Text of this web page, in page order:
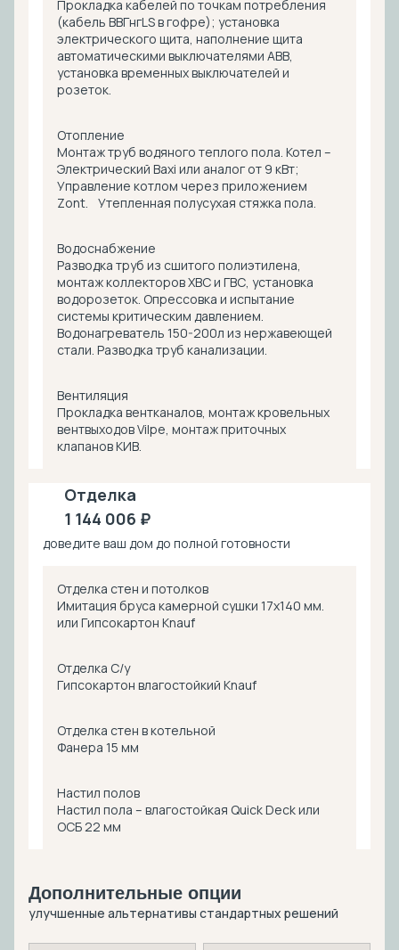
Прокладка кабелей по точкам потребления
(кабель ВВГнгLS в гофре); установка
электрического щита, наполнение щита
автоматическими выключателями ABB,
установка временных выключателей и
розеток.
Отопление
Монтаж труб водяного теплого пола. Котел –
Электрический Baxi или аналог от 9 кВт;
Управление котлом через приложением
Zont. Утепленная полусухая стяжка пола.
Водоснабжение
Разводка труб из сшитого полиэтилена,
монтаж коллекторов ХВС и ГВС, установка
водорозеток. Опрессовка и испытание
системы критическим давлением.
Водонагреватель 150-200л из нержавеющей
стали. Разводка труб канализации.
Вентиляция
Прокладка вентканалов, монтаж кровельных
вентвыходов Vilpe, монтаж приточных
клапанов КИВ.
Отделка
1 144 006 ₽
доведите ваш дом до полной готовности
Отделка стен и потолков
Имитация бруса камерной сушки 17х140 мм.
или Гипсокартон Knauf
Отделка С/у
Гипсокартон влагостойкий Knauf
Отделка стен в котельной
Фанера 15 мм
Настил полов
Настил пола – влагостойкая Quick Deck или
ОСБ 22 мм
Дополнительные опции
улучшенные альтернативы стандартных решений